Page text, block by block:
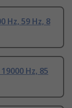
Hz, 59 Hz, 8
Hz, 85